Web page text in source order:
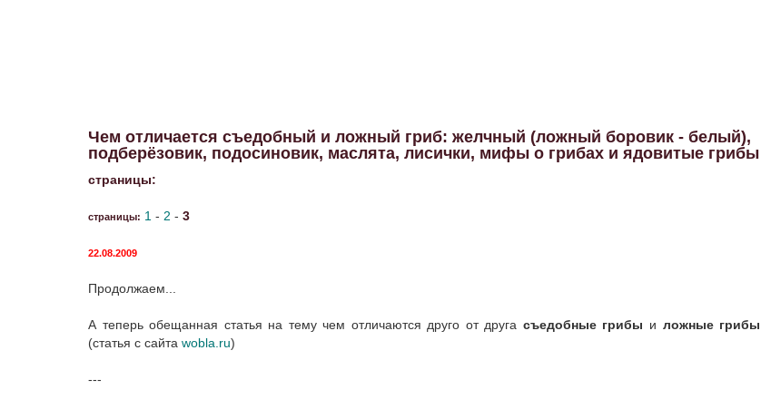
Чем отличается съедобный и ложный гриб: желчный (ложный боровик - белый),
подберёзовик, подосиновик, маслята, лисички, мифы о грибах и ядовитые грибы
страницы:
страницы: 1 - 2 - 3
22.08.2009
Продолжаем...
А теперь обещанная статья на тему чем отличаются друго от друга съедобные грибы и ложные грибы
(статья с сайта wobla.ru)
---